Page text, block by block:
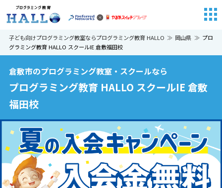
子ども向けプログラミング教室ならプログラミング教育 HALLO 岡山県
プロ
グラミング教育 HALLO スクールIE 倉敷福田校
倉敷市のプログラミング教室・スクールなら
プログラミング教育 HALLO スクールIE 倉敷
福田校